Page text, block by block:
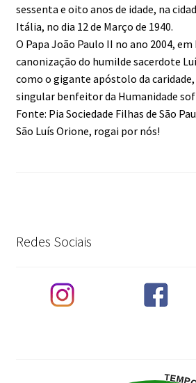
sessenta e oito anos de idade, na
Itália, no dia 12 de Março de 1940.
O Papa João Paulo II no ano 2004,
canonização do humilde sacerdote
como o gigante apóstolo da
singular benfeitor da Humanidade
Fonte: Pia Sociedade Filhas de São
São Luís Orione, rogai por nós!
Redes Sociais